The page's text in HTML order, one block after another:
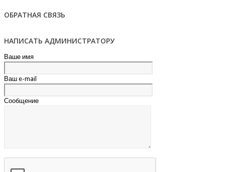
ОБРАТНАЯ СВЯЗЬ
НАПИСАТЬ АДМИНИСТРАТОРУ
Ваше имя
Ваш e-mail
Сообщение